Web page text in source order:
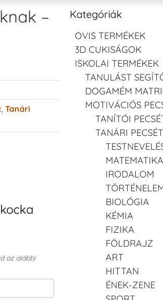
–
Tanári
az alábbi
Kategóriák
OVIS TERMÉKEK
3D CUKISÁGOK
ISKOLAI TERMÉKEK
TANULÁST
DOGAMÉM
MOTIVÁCIÓS
TANÍTÓI
TANÁRI
MATEMATIKA
IRODALOM
BIOLÓGIA
KÉMIA
FIZIKA
FÖLDRAJZ
ART
HITTAN
ÉNEK-ZENE